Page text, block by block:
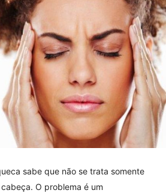
sabe que não se trata somente
O problema é um